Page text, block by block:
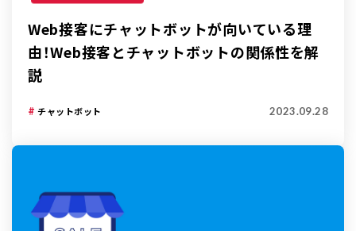
Web接客にチャットボットが向いている理
由！Web接客とチャットボットの関係性を解
説
チャットボット 2023.09.28